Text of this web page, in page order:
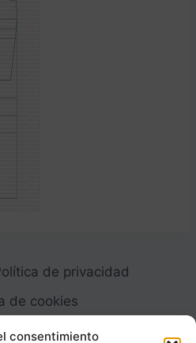
consentimiento
de privacidad
de cookies